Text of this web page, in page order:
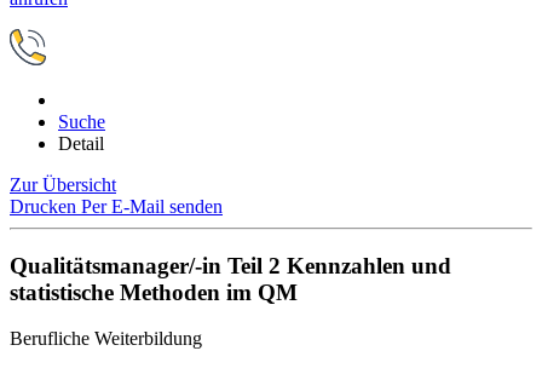
Suche
Detail
Zur Übersicht
Drucken Per E-Mail senden
Qualitätsmanager/-in Teil 2 Kennzahlen und
statistische Methoden im QM
Berufliche Weiterbildung